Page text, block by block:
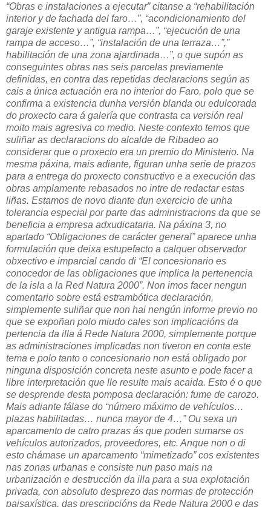
“Obras e instalaciones a ejecutar” citanse a “rehabilitación
interior y de fachada del faro…”, “acondicionamiento del
garaje existente y antigua rampa…”, “ejecución de una
rampa de acceso…”, “instalación de una terraza…”,”
habilitación de una zona ajardinada…”, o que supón as
conseguintes obras nas seis parcelas previamente
definidas, en contra das repetidas declaracions según as
cais a única actuación era no interior do Faro, polo que se
confirma a existencia dunha versión blanda ou edulcorada
do proxecto cara á galería que contrasta ca versión real
moito mais agresiva co medio. Neste contexto temos que
suliñar as declaracions do alcalde de Ribadeo ao
considerar que o proxecto era un premio do Ministerio. Na
mesma páxina, mais adiante, figuran unha serie de prazos
para a entrega do proxecto constructivo e a execución das
obras amplamente rebasados no intre de redactar estas
liñas. Estamos de novo diante dun exercicio de unha
tolerancia especial por parte das administracions da que se
beneficia a empresa adxudicataria. Na páxina 3, no
apartado “Obligaciones de carácter general” aparece unha
formulación que deixa estupefacto a calquer observador
obxectivo e imparcial cando di “El concesionario es
conocedor de las obligaciones que implica la pertenencia
de la isla a la Red Natura 2000”. Non imos facer nengun
comentario sobre está estrambótica declaración,
simplemente suliñar que non hai nengún informe previo no
que se expoñan polo miudo cales son implicacións da
pertencia da illa á Rede Natura 2000, simplemente porque
as administraciones implicadas non tiveron en conta este
tema e polo tanto o concesionario non está obligado por
ninguna disposición concreta neste asunto e pode facer a
libre interpretación que lle resulte mais acaida. Esto é o que
se desprende desta pomposa declaración: fume de carozo.
Mais adiante fálase do “número máximo de vehículos…
plazas habilitadas… nunca mayor de 4…” Ou sexa un
aparcamento de catro prazas ás que poden sumarse os
vehículos autorizados, proveedores, etc. Anque non o di
esto chámase un aparcamento “mimetizado” cos existentes
nas zonas urbanas e consiste nun paso mais na
urbanización e destrucción da illa para a sua explotación
privada, con absoluto desprezo das normas de protección
paisaxística, das prescripcións da Rede Natura 2000 e das